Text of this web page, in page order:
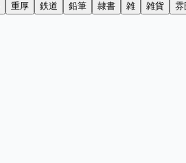
重厚 鉄道 鉛筆 隷書 雑 雑貨 雰